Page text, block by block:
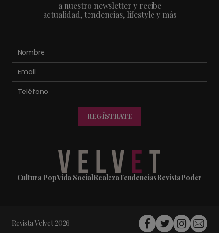
a nuestro newsletter y recibe
actualidad, tendencias, lifestyle y más
REGÍSTRATE
Cultura PopVida SocialRealezaTendenciasRevistaPoder
Revista Velvet 2026